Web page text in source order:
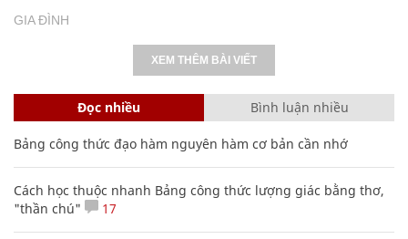
GIA ĐÌNH
XEM THÊM BÀI VIẾT
Đọc nhiều Bình luận nhiều
Bảng công thức đạo hàm nguyên hàm cơ bản cần nhớ
Cách học thuộc nhanh Bảng công thức lượng giác bằng thơ,
"thần chú"
17